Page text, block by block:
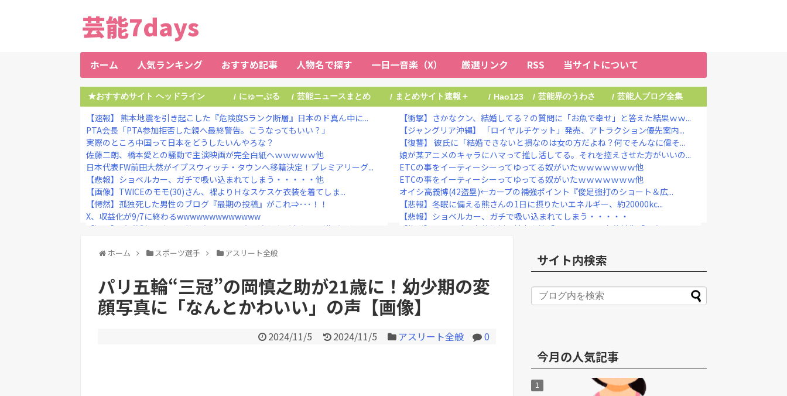
芸能7days
ホーム 人気ランキング おすすめ記事 人物名で探す 一日一音楽（X） 厳選リンク RSS 当サイトについて
★おすすめサイト ヘッドライン / にゅーぷる / 芸能ニュースまとめ / まとめサイト速報＋ / Hao123 / 芸能界のうわさ / 芸能人ブログ全集
【速報】 熊本地震を引き起こした『危険度Sランク断層』日本のド真ん中に...
PTA会長「PTA参加拒否した親へ最終警告。こうなってもいい？」
実際のところ中国って日本をどうしたいんやろな？
佐藤二朗、橋本愛との騒動で主演映画が完全白紙へｗｗｗｗｗ他
日本代表FW前田大然がイプスウィッチ・タウンへ移籍決定！プレミアリーグ...
【悲報】ショベルカー、ガチで吸い込まれてしまう・・・・・他
【画像】TWICEのモモ(30)さん、裸よりＨなスケスケ衣装を着てしま...
【愕然】孤独死した男性のブログ『最期の投稿』がこれ⇒･･･！！
X、収益化が9/7に終わるwwwwwwwwwwwww
【恫喝】パパ活おじさん、待ち合わせに写真と違う女が来たので逃げようとす...
【動画】黒人系アイドルさん、リアルディズニープリンセスと話題に 【Pi...
Powered by livedoor 相互RSS
【衝撃】さかなクン、結婚してる？の質問に「お魚で幸せ」と答えた結果ｗｗ...
【ジャングリア沖縄】 「ロイヤルチケット」発売、アトラクション優先案内...
【復讐】 彼氏に「結婚できないと損なのは女の方だよね？何でそんなに偉そ...
娘が某アニメのキャラにハマって推し活してる。それを控えさせた方がいいの...
ETCの事をイーティーシーってゆってる奴がいたｗｗｗｗｗｗｗ他
ETCの事をイーティーシーってゆってる奴がいたｗｗｗｗｗｗｗ他
オイシ高義博(42盗塁)←カープの補強ポイント『俊足強打のショート＆広...
【悲報】冬眠に備える熊さんの1日に摂りたいエネルギー、約20000kc...
【悲報】ショベルカー、ガチで吸い込まれてしまう・・・・・
【物議】ジャンポケ斉藤裁判、被害女性「モンスター」斉藤被告「同意と思っ...
“テレビ大好き”高齢者の｢テレビ離れ｣が始まった…10代後半～20代の...
Powered by livedoor 相互RSS
ホーム スポーツ選手 アスリート全般
パリ五輪“三冠”の岡慎之助が21歳に！幼少期の変
顔写真に「なんとかわいい」の声【画像】
2024/11/5 2024/11/5 アスリート全般 0
サイト内検索
今月の人気記事